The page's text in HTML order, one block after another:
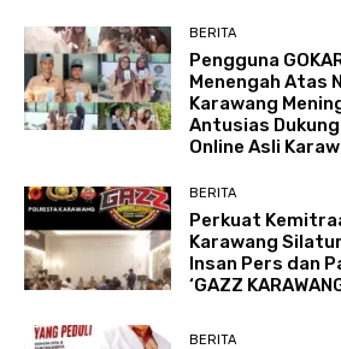
BERITA
Pengguna
Menengah Atas
Karawang
Antusias
Online Asli
BERITA
Perkuat
Karawang
Insan Pers dan
‘GAZZ
BERITA